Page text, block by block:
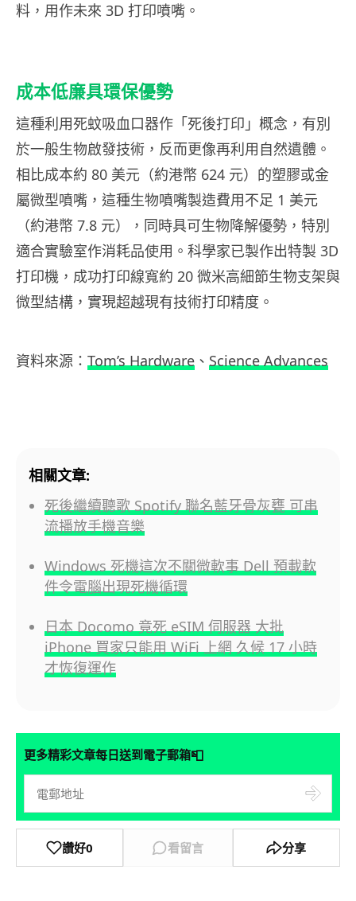
料，用作未來 3D 打印噴嘴。
成本低廉具環保優勢
這種利用死蚊吸血口器作「死後打印」概念，有別
於一般生物啟發技術，反而更像再利用自然遺體。
相比成本約 80 美元（約港幣 624 元）的塑膠或金
屬微型噴嘴，這種生物噴嘴製造費用不足 1 美元
（約港幣 7.8 元），同時具可生物降解優勢，特別
適合實驗室作消耗品使用。科學家已製作出特製 3D
打印機，成功打印線寬約 20 微米高細節生物支架與
微型結構，實現超越現有技術打印精度。
資料來源： Tom’s Hardware 、 Science Advances
相關文章:
死後繼續聽歌 Spotify 聯名藍牙骨灰甕 可串
流播放手機音樂
Windows 死機這次不關微軟事 Dell 預載軟
件令電腦出現死機循環
日本 Docomo 竟死 eSIM 伺服器 大批
iPhone 買家只能用 WiFi 上網 久候 17 小時
才恢復運作
更多精彩文章每日送到電子郵箱📮
讚好0 看留言 分享